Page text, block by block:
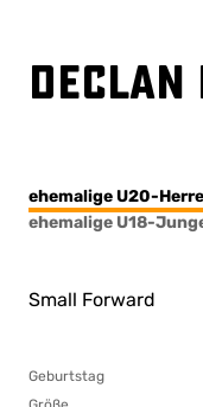
Declan
ehemalige U20-
ehemalige U18-
Small Forward
Geburtstag